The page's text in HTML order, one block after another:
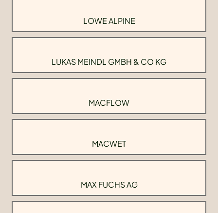
LOWE ALPINE
LUKAS MEINDL GMBH & CO KG
MACFLOW
MACWET
MAX FUCHS AG